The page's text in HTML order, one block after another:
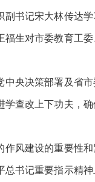
书记宋大林传达
生对市委教育工委
央决策部署及省
查改上下功夫，
风建设的重要性
书记重要指示精